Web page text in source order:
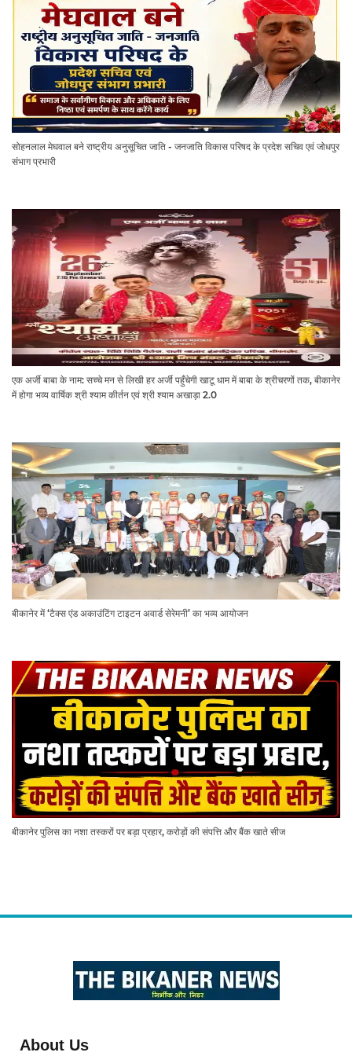
सोहनलाल मेघवाल बने राष्ट्रीय अनुसूचित जाति - जनजाति विकास परिषद के प्रदेश सचिव एवं जोधपुर
संभाग प्रभारी
एक अर्जी बाबा के नाम: सच्चे मन से लिखी हर अर्जी पहुँचेगी खाटू धाम में बाबा के श्रीचरणों तक, बीकानेर
में होगा भव्य वार्षिक श्री श्याम कीर्तन एवं श्री श्याम अखाड़ा 2.0
बीकानेर में ‘टैक्स एंड अकाउंटिंग टाइटन अवार्ड सेरेमनी’ का भव्य आयोजन
बीकानेर पुलिस का नशा तस्करों पर बड़ा प्रहार, करोड़ों की संपत्ति और बैंक खाते सीज
About Us